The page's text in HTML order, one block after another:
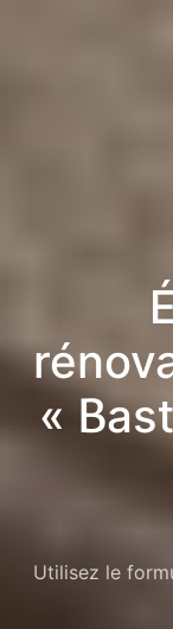
«
Utilisez le